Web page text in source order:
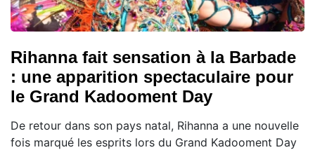
Rihanna fait sensation à la Barbade
: une apparition spectaculaire pour
le Grand Kadooment Day
De retour dans son pays natal, Rihanna a une nouvelle
fois marqué les esprits lors du Grand Kadooment Day